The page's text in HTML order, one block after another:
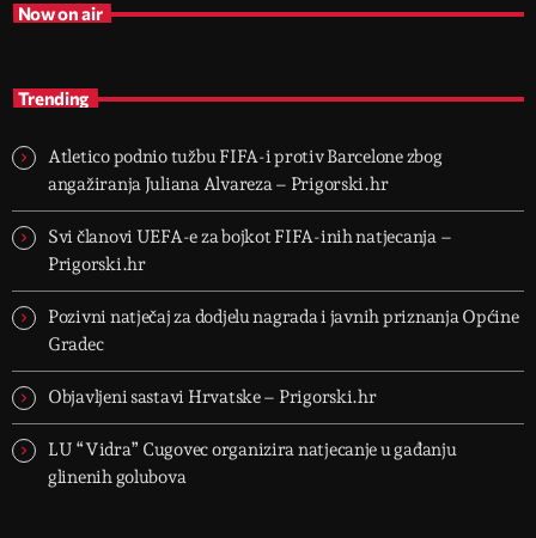
Now on air
Trending
Atletico podnio tužbu FIFA-i protiv Barcelone zbog
angažiranja Juliana Alvareza – Prigorski.hr
Svi članovi UEFA-e za bojkot FIFA-inih natjecanja –
Prigorski.hr
Pozivni natječaj za dodjelu nagrada i javnih priznanja Općine
Gradec
Objavljeni sastavi Hrvatske – Prigorski.hr
LU “Vidra” Cugovec organizira natjecanje u gađanju
glinenih golubova